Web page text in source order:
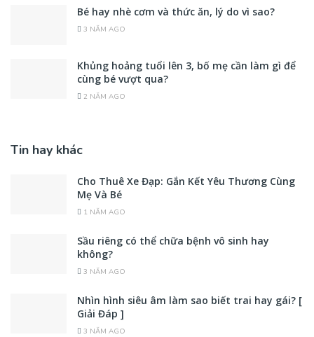
Bé hay nhè cơm và thức ăn, lý do vì sao?
3 NĂM AGO
Khủng hoảng tuổi lên 3, bố mẹ cần làm gì để
cùng bé vượt qua?
2 NĂM AGO
Tin hay khác
Cho Thuê Xe Đạp: Gắn Kết Yêu Thương Cùng
Mẹ Và Bé
1 NĂM AGO
Sầu riêng có thể chữa bệnh vô sinh hay
không?
3 NĂM AGO
Nhìn hình siêu âm làm sao biết trai hay gái? [
Giải Đáp ]
3 NĂM AGO